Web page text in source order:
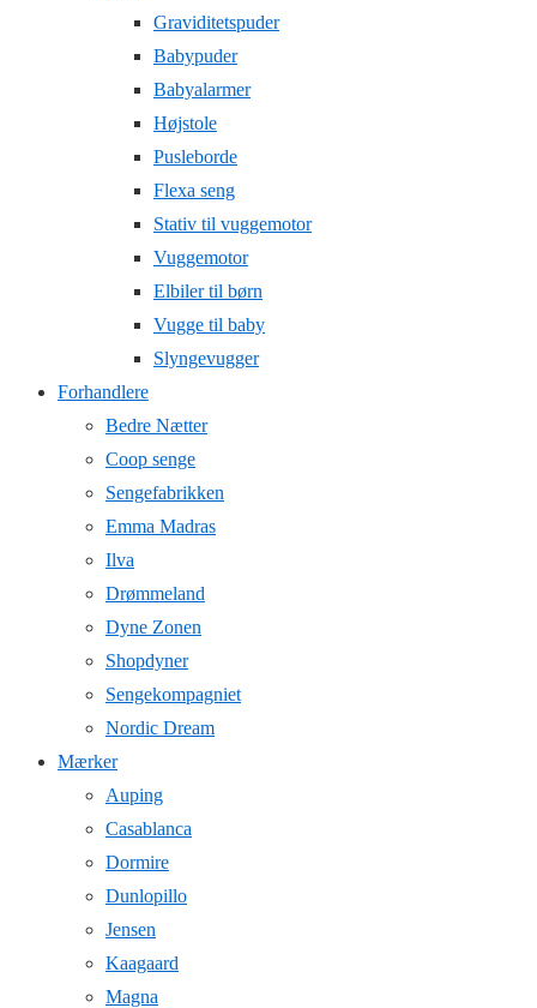
Graviditetspuder
Babypuder
Babyalarmer
Højstole
Pusleborde
Flexa seng
Stativ til vuggemotor
Vuggemotor
Elbiler til børn
Vugge til baby
Slyngevugger
Forhandlere
Bedre Nætter
Coop senge
Sengefabrikken
Emma Madras
Ilva
Drømmeland
Dyne Zonen
Shopdyner
Sengekompagniet
Nordic Dream
Mærker
Auping
Casablanca
Dormire
Dunlopillo
Jensen
Kaagaard
Magna